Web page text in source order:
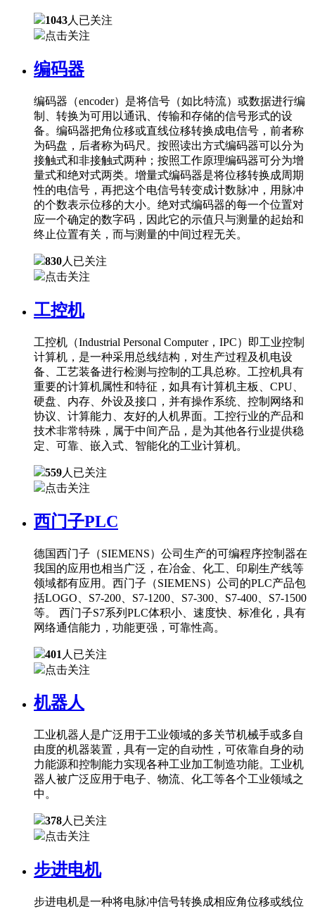
1043人已关注
点击关注
编码器
编码器（encoder）是将信号（如比特流）或数据进行编
制、转换为可用以通讯、传输和存储的信号形式的设
备。编码器把角位移或直线位移转换成电信号，前者称
为码盘，后者称为码尺。按照读出方式编码器可以分为
接触式和非接触式两种；按照工作原理编码器可分为增
量式和绝对式两类。增量式编码器是将位移转换成周期
性的电信号，再把这个电信号转变成计数脉冲，用脉冲
的个数表示位移的大小。绝对式编码器的每一个位置对
应一个确定的数字码，因此它的示值只与测量的起始和
终止位置有关，而与测量的中间过程无关。
830人已关注
点击关注
工控机
工控机（Industrial Personal Computer，IPC）即工业控制
计算机，是一种采用总线结构，对生产过程及机电设
备、工艺装备进行检测与控制的工具总称。工控机具有
重要的计算机属性和特征，如具有计算机主板、CPU、
硬盘、内存、外设及接口，并有操作系统、控制网络和
协议、计算能力、友好的人机界面。工控行业的产品和
技术非常特殊，属于中间产品，是为其他各行业提供稳
定、可靠、嵌入式、智能化的工业计算机。
559人已关注
点击关注
西门子PLC
德国西门子（SIEMENS）公司生产的可编程序控制器在
我国的应用也相当广泛，在冶金、化工、印刷生产线等
领域都有应用。西门子（SIEMENS）公司的PLC产品包
括LOGO、S7-200、S7-1200、S7-300、S7-400、S7-1500
等。 西门子S7系列PLC体积小、速度快、标准化，具有
网络通信能力，功能更强，可靠性高。
401 人已关注
点击关注
机器人
工业机器人是广泛用于工业领域的多关节机械手或多自
由度的机器装置，具有一定的自动性，可依靠自身的动
力能源和控制能力实现各种工业加工制造功能。工业机
器人被广泛应用于电子、物流、化工等各个工业领域之
中。
378人已关注
点击关注
步进电机
步进电机是一种将电脉冲信号转换成相应角位移或线位